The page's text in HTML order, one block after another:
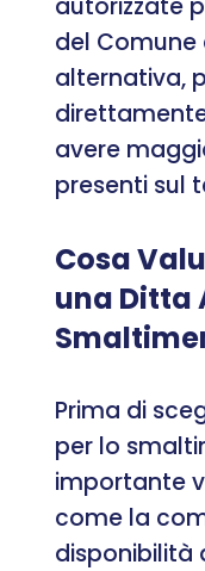
del Comune
alternativa,
direttamente
avere
presenti sul
Cosa
una Ditta
Prima di
per lo
importante
come la
disponibilità